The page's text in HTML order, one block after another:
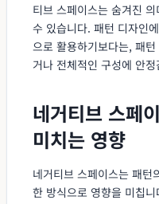
티브 스페이스는 숨겨진
수 있습니다. 패턴 디자인
으로 활용하기보다는, 패
거나 전체적인 구성에 안
네거티브 스페
미치는 영향
네거티브 스페이스는 패턴
한 방식으로 영향을 미칩니